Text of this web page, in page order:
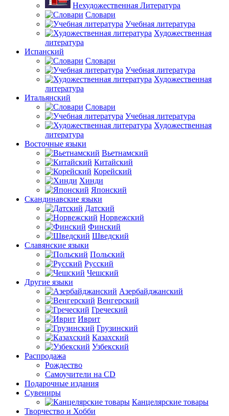
Нехудожественная Литература
Словари
Учебная литература
Художественная
литература
Испанский
Словари
Учебная литература
Художественная
литература
Итальянский
Словари
Учебная литература
Художественная
литература
Восточные языки
Вьетнамский
Китайский
Корейский
Хинди
Японский
Скандинавские языки
Датский
Норвежский
Финский
Шведский
Славянские языки
Польский
Русский
Чешский
Другие языки
Азербайджанский
Венгерский
Греческий
Иврит
Грузинский
Казахский
Узбекский
Распродажа
Рождество
Самоучители на CD
Подарочные издания
Сувениры
Канцелярские товары
Творчество и Хобби